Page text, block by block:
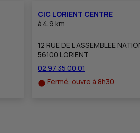
CIC LORIENT CENTRE
à 4,9 km
12 RUE DE L ASSEMBLEE
56100 LORIENT
02 97 35 00 01
Fermé, ouvre à 8h30